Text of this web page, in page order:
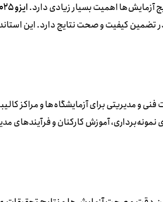
آزمایش‌ها اهمیت بسیار زیادی دارد.ایزو ۱۷۰۲۵
تضمین کیفیت و صحت نتایج دارد. این
فنی و مدیریتی برای آزمایشگاه‌ها و
آموزش کارکنان و فرآیندهای